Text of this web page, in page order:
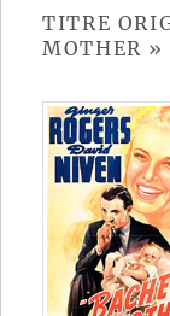
TITRE
MOTHER »